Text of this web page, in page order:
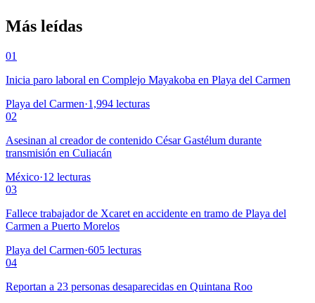
Más leídas
01
Inicia paro laboral en Complejo Mayakoba en Playa del Carmen
Playa del Carmen·1,994 lecturas
02
Asesinan al creador de contenido César Gastélum durante
transmisión en Culiacán
México·12 lecturas
03
Fallece trabajador de Xcaret en accidente en tramo de Playa del
Carmen a Puerto Morelos
Playa del Carmen·605 lecturas
04
Reportan a 23 personas desaparecidas en Quintana Roo